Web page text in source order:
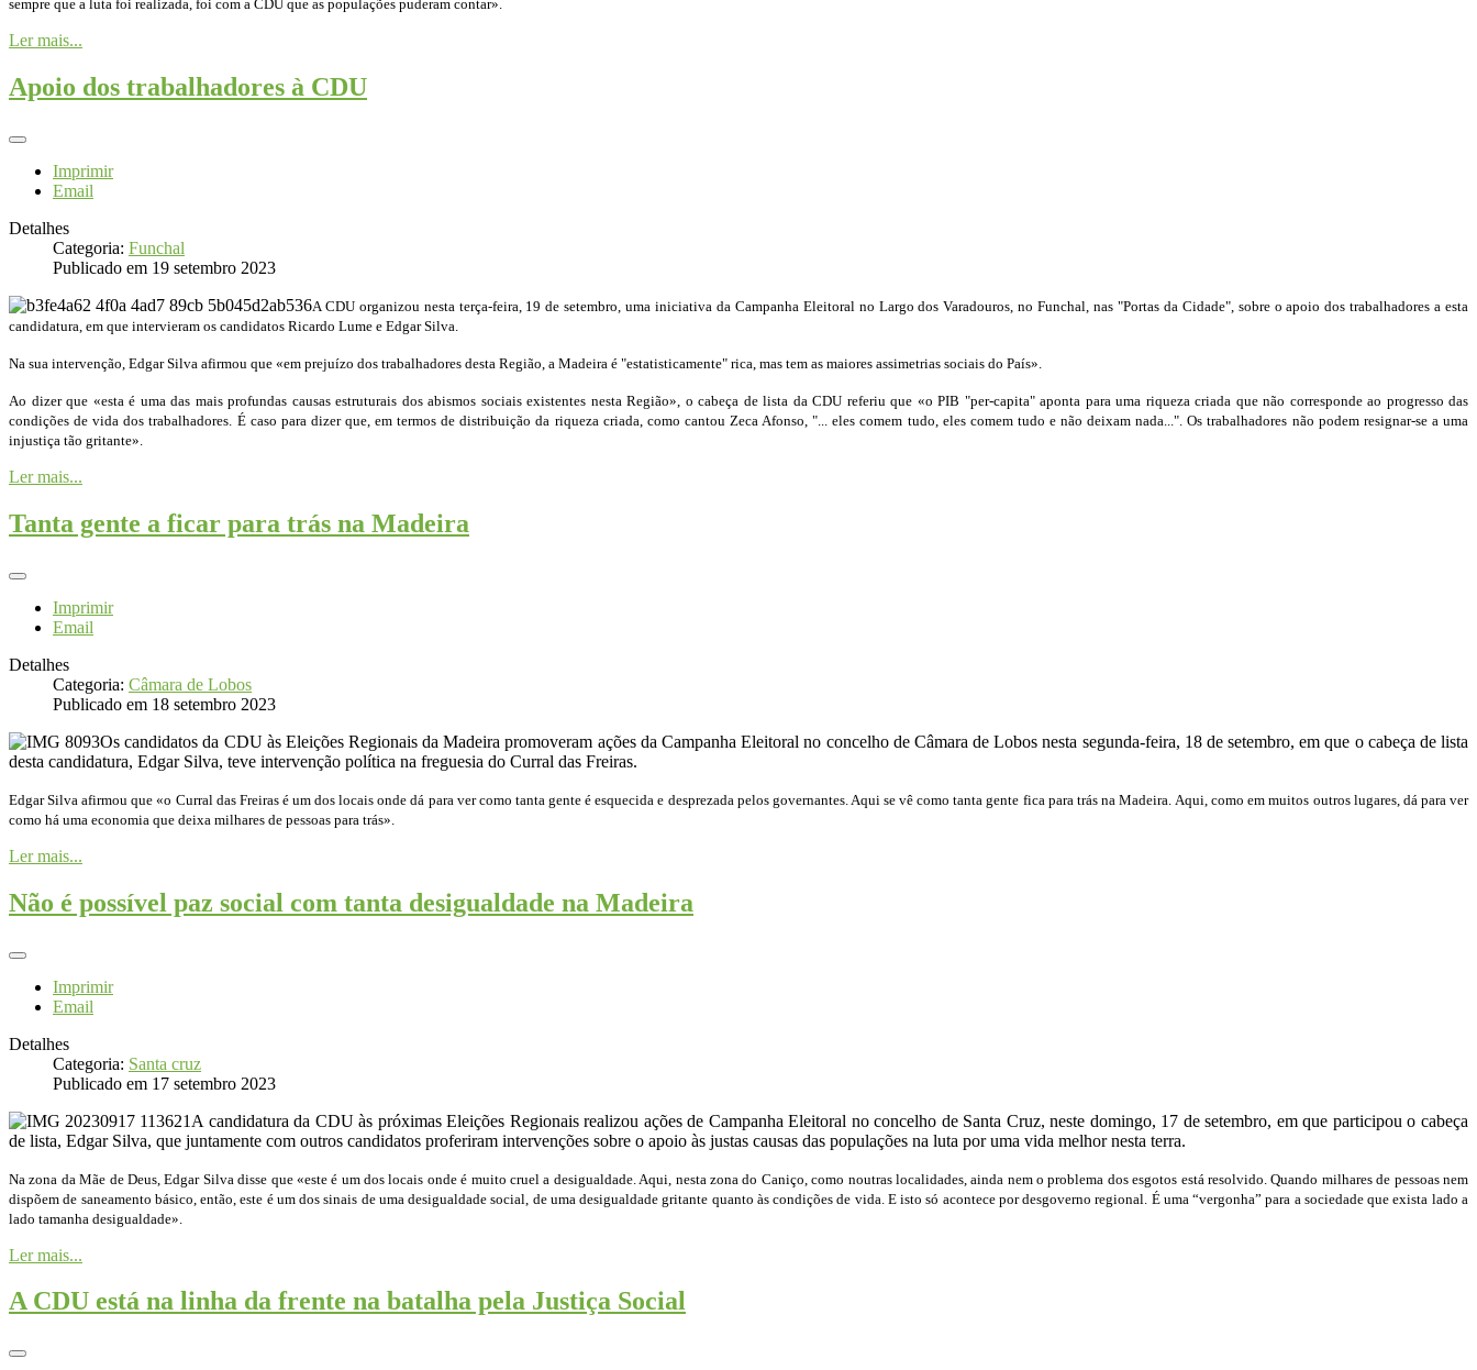
sempre que a luta foi realizada, foi com a CDU que as populações puderam contar».
Ler mais...
Apoio dos trabalhadores à CDU
Imprimir
Email
Detalhes
Categoria: Funchal
Publicado em 19 setembro 2023
A CDU organizou nesta terça-feira, 19 de setembro, uma iniciativa da Campanha Eleitoral no Largo dos Varadouros, no Funchal, nas "Portas da Cidade", sobre o apoio dos trabalhadores a esta
candidatura, em que intervieram os candidatos Ricardo Lume e Edgar Silva.
Na sua intervenção, Edgar Silva afirmou que «em prejuízo dos trabalhadores desta Região, a Madeira é "estatisticamente" rica, mas tem as maiores assimetrias sociais do País».
Ao dizer que «esta é uma das mais profundas causas estruturais dos abismos sociais existentes nesta Região», o cabeça de lista da CDU referiu que «o PIB "per-capita" aponta para uma riqueza criada que não corresponde ao progresso das
condições de vida dos trabalhadores. É caso para dizer que, em termos de distribuição da riqueza criada, como cantou Zeca Afonso, "... eles comem tudo, eles comem tudo e não deixam nada...". Os trabalhadores não podem resignar-se a uma
injustiça tão gritante».
Ler mais...
Tanta gente a ficar para trás na Madeira
Imprimir
Email
Detalhes
Categoria: Câmara de Lobos
Publicado em 18 setembro 2023
Os candidatos da CDU às Eleições Regionais da Madeira promoveram ações da Campanha Eleitoral no concelho de Câmara de Lobos nesta segunda-feira, 18 de setembro, em que o cabeça de lista
desta candidatura, Edgar Silva, teve intervenção política na freguesia do Curral das Freiras.
Edgar Silva afirmou que «o Curral das Freiras é um dos locais onde dá para ver como tanta gente é esquecida e desprezada pelos governantes. Aqui se vê como tanta gente fica para trás na Madeira. Aqui, como em muitos outros lugares, dá para ver
como há uma economia que deixa milhares de pessoas para trás».
Ler mais...
Não é possível paz social com tanta desigualdade na Madeira
Imprimir
Email
Detalhes
Categoria: Santa cruz
Publicado em 17 setembro 2023
A candidatura da CDU às próximas Eleições Regionais realizou ações de Campanha Eleitoral no concelho de Santa Cruz, neste domingo, 17 de setembro, em que participou o cabeça
de lista, Edgar Silva, que juntamente com outros candidatos proferiram intervenções sobre o apoio às justas causas das populações na luta por uma vida melhor nesta terra.
Na zona da Mãe de Deus, Edgar Silva disse que «este é um dos locais onde é muito cruel a desigualdade. Aqui, nesta zona do Caniço, como noutras localidades, ainda nem o problema dos esgotos está resolvido. Quando milhares de pessoas nem
dispõem de saneamento básico, então, este é um dos sinais de uma desigualdade social, de uma desigualdade gritante quanto às condições de vida. E isto só acontece por desgoverno regional. É uma “vergonha” para a sociedade que exista lado a
lado tamanha desigualdade».
Ler mais...
A CDU está na linha da frente na batalha pela Justiça Social